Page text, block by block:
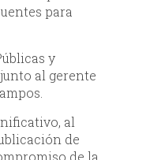
para
y
al gerente
al
de
de la